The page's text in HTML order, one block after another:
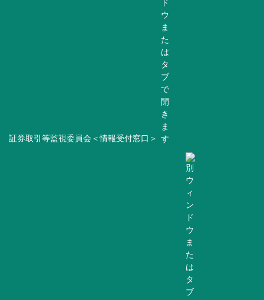
証券取引等監視委員会＜情報受付窓口＞